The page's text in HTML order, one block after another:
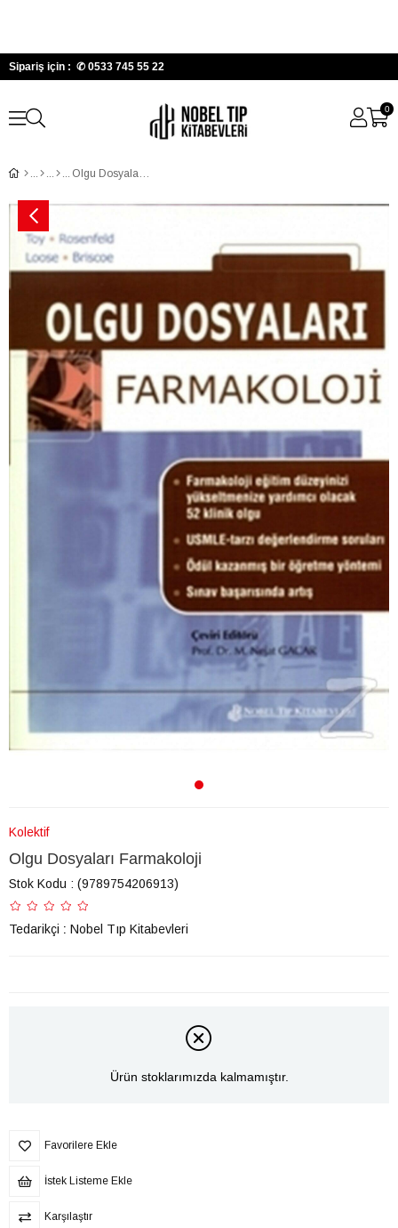
Sipariş için : ✆ 0533 745 55 22
0
Olgu Dosyaları Farmakoloji
Kolektif
Olgu Dosyaları Farmakoloji
Stok Kodu (9789754206913)
Tedarikçi : Nobel Tıp Kitabevleri
Ürün stoklarımızda kalmamıştır.
Favorilere Ekle
İstek Listeme Ekle
Karşılaştır